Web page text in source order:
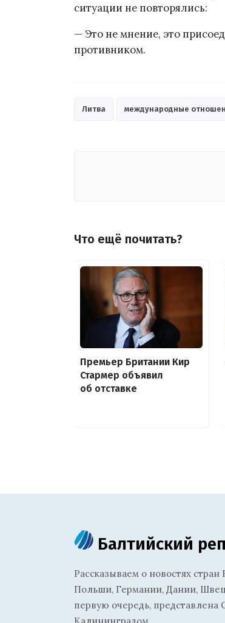
ситуации не повторялись:
— Это не мнение, это
противником.
Литва международные
Что ещё почитать?
Премьер Британии Кир
Стармер объявил
об отставке
Балтийский
Рассказываем о новостях
Польши, Германии, Дании,
первую очередь, представлена